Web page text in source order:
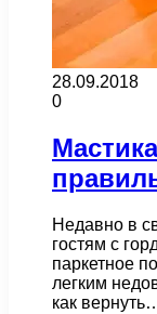
28.09.2018
0
Недавно в
гостям с
паркетное
легким
как